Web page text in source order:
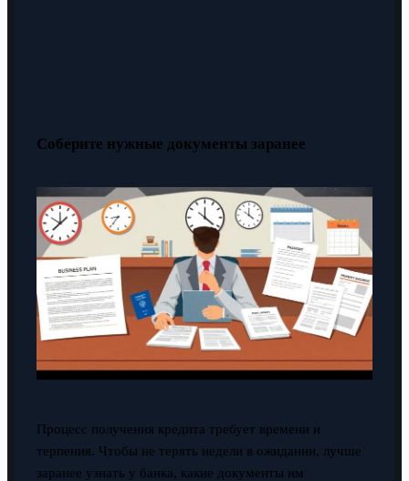
Соберите нужные документы заранее
Процесс получения кредита требует времени и
терпения. Чтобы не терять недели в ожидании, лучше
заранее узнать у банка, какие документы им